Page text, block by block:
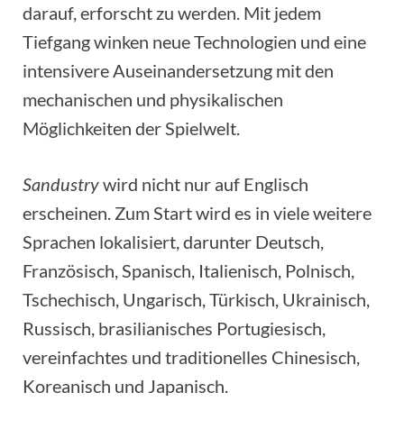
darauf, erforscht zu werden. Mit jedem
Tiefgang winken neue Technologien und eine
intensivere Auseinandersetzung mit den
mechanischen und physikalischen
Möglichkeiten der Spielwelt.
Sandustrywird nicht nur auf Englisch
erscheinen. Zum Start wird es in viele weitere
Sprachen lokalisiert, darunter Deutsch,
Französisch, Spanisch, Italienisch, Polnisch,
Tschechisch, Ungarisch, Türkisch, Ukrainisch,
Russisch, brasilianisches Portugiesisch,
vereinfachtes und traditionelles Chinesisch,
Koreanisch und Japanisch.